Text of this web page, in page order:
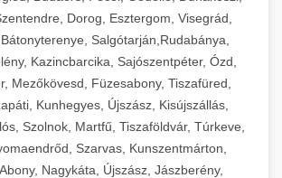
Dorog, Esztergom, Visegrád,
Salgótarján,Rudabánya,
Kazincbarcika, Sajószentpéter, Ózd,
Mezőkövesd, Füzesabony, Tiszafüred,
Kunhegyes, Újszász, Kisújszállás,
Szolnok, Martfű, Tiszaföldvár, Túrkeve,
Szarvas, Kunszentmárton,
Nagykáta, Újszász, Jászberény,